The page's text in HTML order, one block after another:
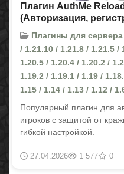
Плагин AuthMe
(Авторизация,
Плагины для сервера
/ 1.21.10 / 1.21.8 / 1.21.5 /
1.20.5 / 1.20.4 / 1.20.2 /
1.19.2 / 1.19.1 / 1.19 /
1.15 / 1.14 / 1.13 / 1.12 /
Популярный плагин для
игроков с защитой от
гибкой настройкой.
27.04.2026 1 577 0